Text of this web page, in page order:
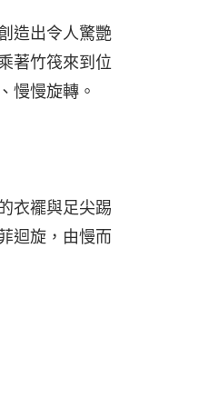
造出令人驚艷
著竹筏來到位
慢慢旋轉。
衣襬與足尖踢
迴旋，由慢而